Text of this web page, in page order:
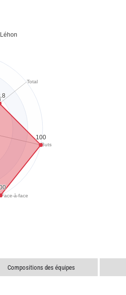
Compositions des équipes